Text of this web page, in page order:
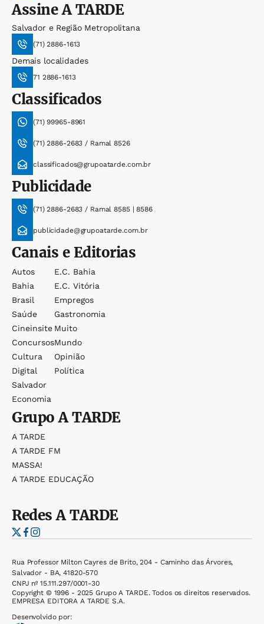
AssineA TARDE
Salvador e Região Metropolitana
(71) 2886-1613
Demais localidades
71 2886-1613
Classificados
(71) 99965-8961
(71) 2886-2683 / Ramal 8526
classificados@grupoatarde.com.br
Publicidade
(71) 2886-2683 / Ramal 8585 | 8586
publicidade@grupoatarde.com.br
Canais e Editorias
Autos
Bahia
Brasil
Saúde
Cineinsite
Concursos
Cultura
Digital
Salvador
Economia
E.c. Bahia
E.c. Vitória
Empregos
Gastronomia
Muito
Mundo
Opinião
Política
GrupoA TARDE
A TARDE
A TARDE FM
MASSA!
A TARDE EDUCAÇÃO
RedesA TARDE
Rua Professor Milton Cayres de Brito, 204 - Caminho das Árvores,
Salvador - BA, 41820-570
CNPJ nº 15.111.297/0001-30
Copyright © 1996 - 2025 Grupo A TARDE. Todos os direitos reservados.
EMPRESA EDITORA A TARDE S.A.
Desenvolvido por: